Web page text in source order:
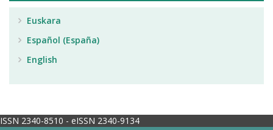
Euskara
Español (España)
English
ISSN 2340-8510 - eISSN 2340-9134